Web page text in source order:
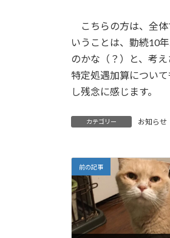
こちらの方は、全体
いうことは、勤続10
のかな（？）と、考
特定処遇加算につい
し残念に感じます。
カテゴリー お知らせ
前の記事